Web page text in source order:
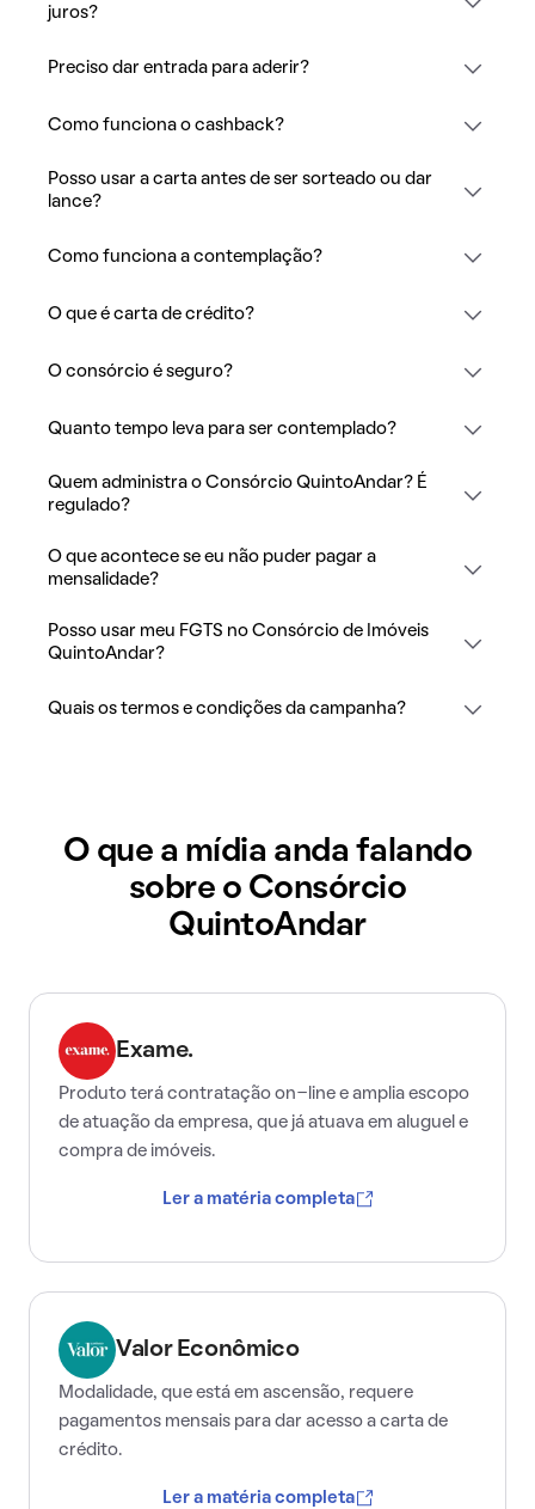
juros?
Preciso dar entrada para aderir?
Como funciona o cashback?
Posso usar a carta antes de ser sorteado ou dar
lance?
Como funciona a contemplação?
O que é carta de crédito?
O consórcio é seguro?
Quanto tempo leva para ser contemplado?
Quem administra o Consórcio QuintoAndar? É
regulado?
O que acontece se eu não puder pagar a
mensalidade?
Posso usar meu FGTS no Consórcio de Imóveis
QuintoAndar?
Quais os termos e condições da campanha?
O que a mídia anda falando
sobre o Consórcio
QuintoAndar
Exame.
Produto terá contratação on-line e amplia escopo
de atuação da empresa, que já atuava em aluguel e
compra de imóveis.
Ler a matéria completa
Valor Econômico
Modalidade, que está em ascensão, requere
pagamentos mensais para dar acesso a carta de
crédito.
Ler a matéria completa